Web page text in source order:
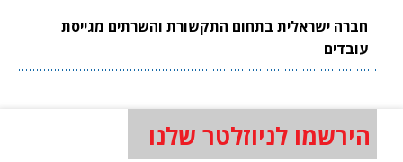
חברה ישראלית בתחום התקשורת והשרתים מגייסת
עובדים
הירשמו לניוזלטר שלנו